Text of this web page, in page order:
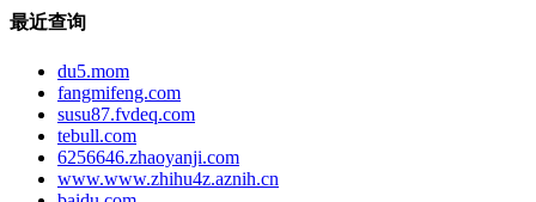
最近查询
du5.mom
fangmifeng.com
susu87.fvdeq.com
tebull.com
6256646.zhaoyanji.com
www.www.zhihu4z.aznih.cn